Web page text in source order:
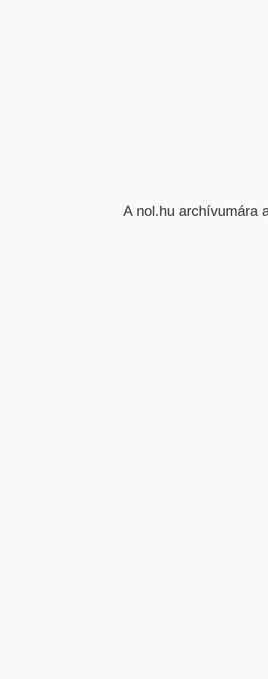
A nol.hu archívumára